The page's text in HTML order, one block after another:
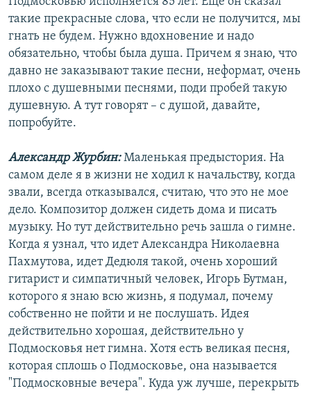
такие прекрасные слова, что если не получится, мы
гнать не будем. Нужно вдохновение и надо
обязательно, чтобы была душа. Причем я знаю, что
давно не заказывают такие песни, неформат, очень
плохо с душевными песнями, поди пробей такую
душевную. А тут говорят – с душой, давайте,
попробуйте.
Александр Журбин:Маленькая предыстория. На
самом деле я в жизни не ходил к начальству, когда
звали, всегда отказывался, считаю, что это не мое
дело. Композитор должен сидеть дома и писать
музыку. Но тут действительно речь зашла о гимне.
Когда я узнал, что идет Александра Николаевна
Пахмутова, идет Дедюля такой, очень хороший
гитарист и симпатичный человек, Игорь Бутман,
которого я знаю всю жизнь, я подумал, почему
собственно не пойти и не послушать. Идея
действительно хорошая, действительно у
Подмосковья нет гимна. Хотя есть великая песня,
которая сплошь о Подмосковье, она называется
"Подмосковные вечера". Куда уж лучше, перекрыть